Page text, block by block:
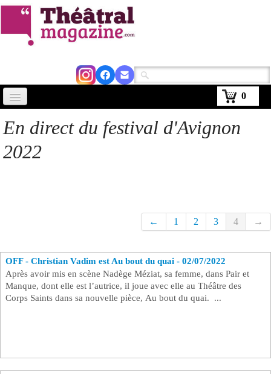
0
Abonnement▼
Se connecter
En direct du festival d'Avignon
2022
← 1 2 3 4 →
OFF - Christian Vadim est Au bout du quai - 02/07/2022
Après avoir mis en scène Nadège Méziat, sa femme, dans Pair et
Manque, dont elle est l’autrice, il joue avec elle au Théâtre des
Corps Saints dans sa nouvelle pièce, Au bout du quai. ...